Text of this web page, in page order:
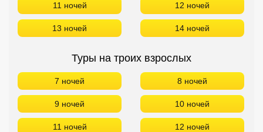
11 ночей 12 ночей
13 ночей 14 ночей
Туры на троих взрослых
7 ночей 8 ночей
9 ночей 10 ночей
11 ночей 12 ночей